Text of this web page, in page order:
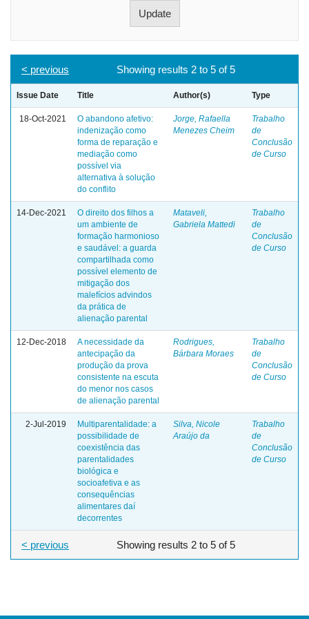
Showing results 2 to 5 of 5
< previous
Issue Date Title Author(s) Type
18-Oct-2021
O abandono afetivo:
indenização como
forma de reparação e
mediação como
possível via
alternativa à solução
do conflito
Jorge, Rafaella
Menezes Cheim
Trabalho
de
Conclusão
de Curso
14-Dec-2021
O direito dos filhos a
um ambiente de
formação harmonioso
e saudável: a guarda
compartilhada como
possível elemento de
mitigação dos
malefícios advindos
da prática de
alienação parental
Mataveli,
Gabriela Mattedi
Trabalho
de
Conclusão
de Curso
12-Dec-2018
A necessidade da
antecipação da
produção da prova
consistente na escuta
do menor nos casos
de alienação parental
Rodrigues,
Bárbara Moraes
Trabalho
de
Conclusão
de Curso
2-Jul-2019
Multiparentalidade: a
possibilidade de
coexistência das
parentalidades
biológica e
socioafetiva e as
consequências
alimentares daí
decorrentes
Silva, Nicole
Araújo da
Trabalho
de
Conclusão
de Curso
Showing results 2 to 5 of 5
< previous